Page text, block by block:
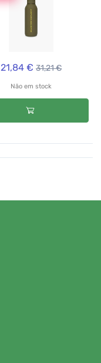
21,84 € 31,21 €
Não em stock